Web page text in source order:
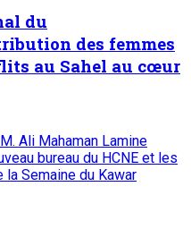
du
des femmes
au Sahel au cœur
Ali Mahaman Lamine
bureau du HCNE et les
Semaine du Kawar